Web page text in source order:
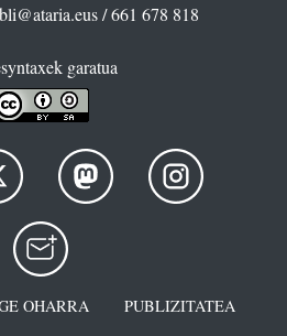
/ 661 678 818
garatua
OHARRA
PUBLIZITATEA